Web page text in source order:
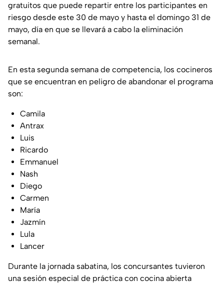
gratuitos que puede repartir entre los participantes en
riesgo desde este 30 de mayo y hasta el domingo 31 de
mayo, día en que se llevará a cabo la eliminación
semanal.
En esta segunda semana de competencia, los cocineros
que se encuentran en peligro de abandonar el programa
son:
Camila
Antrax
Luis
Ricardo
Emmanuel
Nash
Diego
Carmen
María
Jazmín
Lula
Lancer
Durante la jornada sabatina, los concursantes tuvieron
una sesión especial de práctica con cocina abierta